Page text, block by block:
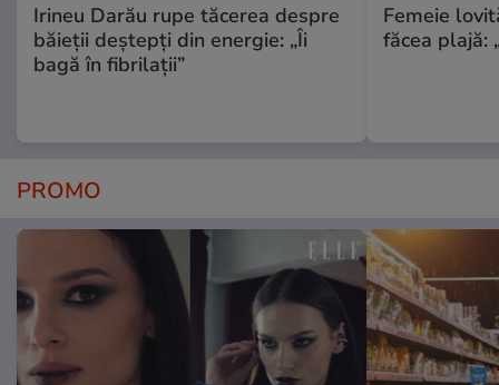
Irineu Darău rupe tăcerea despre
băieții deștepți din energie: „Îi
bagă în fibrilații”
Femeie
făcea plajă:
PROMO